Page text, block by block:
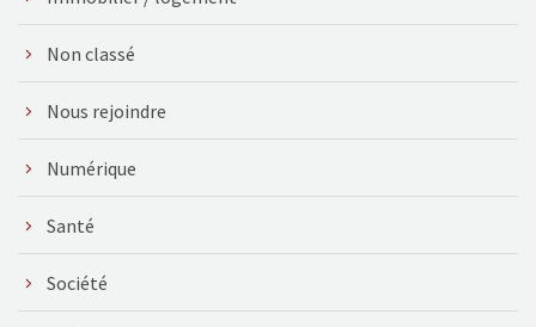
Non classé
Nous rejoindre
Numérique
Santé
Société